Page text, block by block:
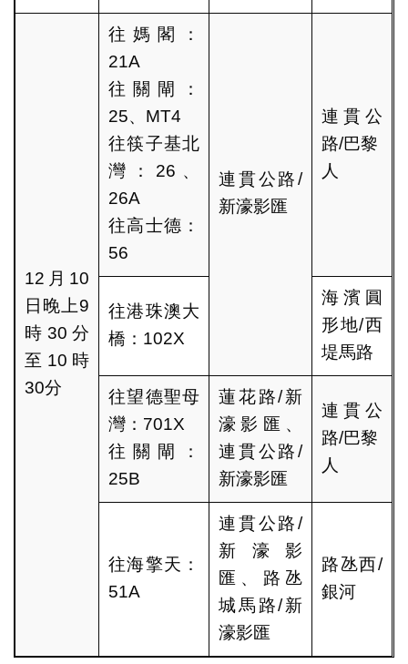
12月10
日晚上9
時30分
至10時
30分
往媽閣：
21A
往關閘：
25、MT4
往筷子基北
灣：26、
26A
往高士德：
56
連貫公路/
新濠影匯
連貫公
路/巴黎
人
往港珠澳大
橋：102X
海濱圓
形地/西
堤馬路
往望德聖母
灣：701X
往關閘：
25B
蓮花路/新
濠影匯、
連貫公路/
新濠影匯
連貫公
路/巴黎
人
往海擎天：
51A
連貫公路/
新濠影
匯、路氹
城馬路/新
濠影匯
路氹西/
銀河